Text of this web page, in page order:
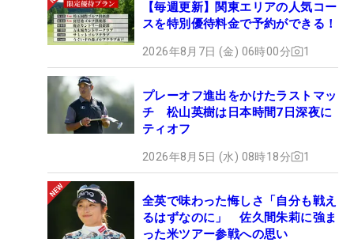
【毎週更新】関東エリアの人気コー
スを特別優待料金で予約ができる！
2026年8月7日 (金) 06時00分 1
プレーオフ進出をかけたラストマッ
チ 松山英樹は日本時間7日深夜に
ティオフ
2026年8月5日 (水) 08時18分 1
全英で味わった悔しさ「自分も戦え
るはずなのに」 佐久間朱莉に強ま
った米ツアー参戦への思い